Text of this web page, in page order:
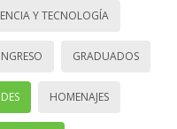
Y TECNOLOGÍA
INGRESO GRADUADOS
HOMENAJES